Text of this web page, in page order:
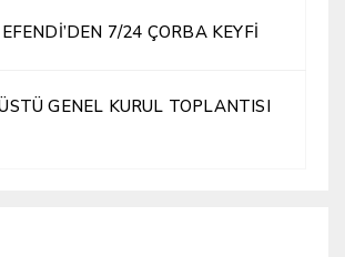
7/24 ÇORBA KEYFİ
GENEL KURUL TOPLANTISI